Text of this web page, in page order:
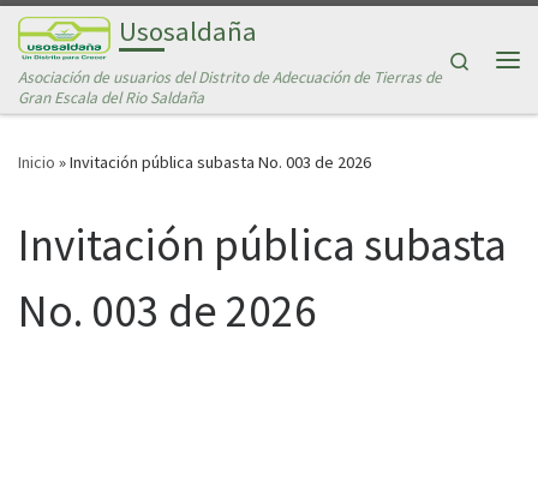
Saltar al contenidoUsosaldaña
Asociación de usuarios del Distrito de Adecuación de Tierras de
Gran Escala del Rio Saldaña
Search
Inicio »Invitación pública subasta No. 003 de 2026
Invitación pública subasta
No. 003 de 2026